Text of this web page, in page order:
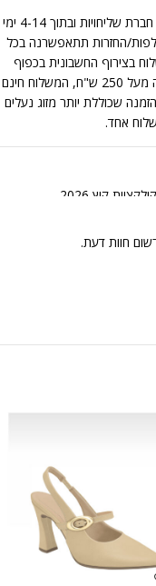
אספקת המוצרים המצויים במלאי תבוצע באמצעות חברת שליחויות ובתוך 4-14 ימי
החזרות תתאפשרנה בכל
קבלת המשלוח בצירוף החשבונית בכפוף
לתקנון או בפניה אלינו דרך צור קשר באתר. בהזמנה מעל 250 ש"ח, המשלוח חינם
מ 250 ש"ח עלות המשלוח 25 ש"ח. הזמנה שכוללת יותר מזוג נעלים
אחד.
קולקציית קיץ 2026
חוות דעת.